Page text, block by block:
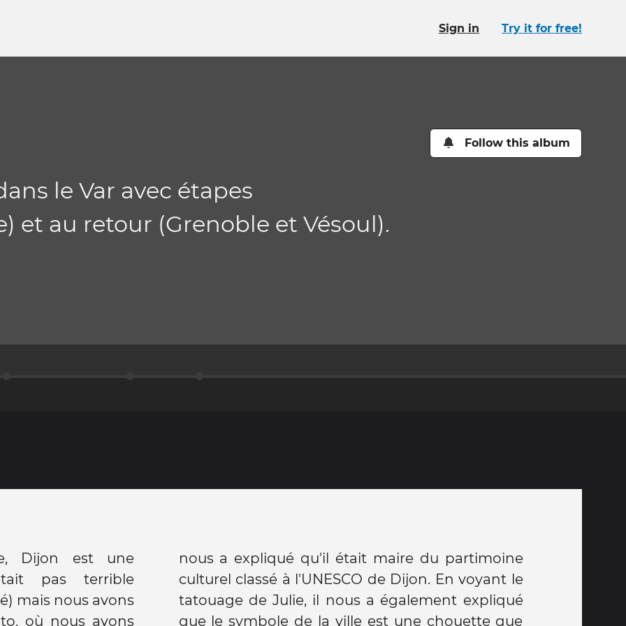
Sign in Try it for free!
Follow this album
le Var avec étapes
et au retour (Grenoble et Vésoul).
Dijon est une
mais nous avons
où nous avons
du partimoine
expliqué
chouette que